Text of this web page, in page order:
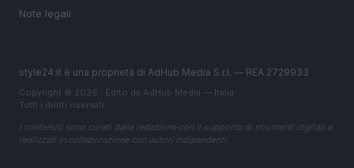
Note legali
style24.it è una proprietà di AdHub Media S.r.l. — REA 2729933
Copyright © 2026 · Edito da AdHub Media — Italia
Tutti i diritti riservati
I contenuti sono curati dalla redazione con il supporto di strumenti digitali e
realizzati in collaborazione con autori indipendenti.